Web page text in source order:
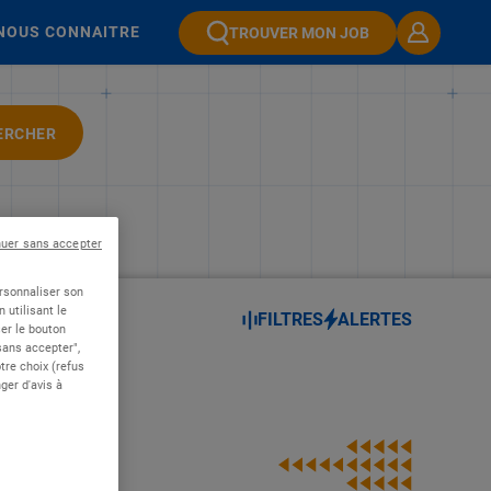
CONNAITRE TROUVER MON JOB
FILTRES ALERTES
H/F
son
utilisant le
le bouton
accepter",
choix (refus
d'avis à
sans accepter